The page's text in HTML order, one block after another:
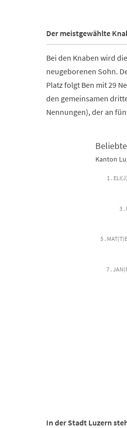
Der meistgewählte
Bei den Knaben wird
neugeborenen Sohn.
Platz folgt Ben mit 29
den gemeinsamen
Nennungen), der an
View as data table,
The chart has 1 Y axis
Kanton
7 .
5 .
1 .
In der Stadt Luzern